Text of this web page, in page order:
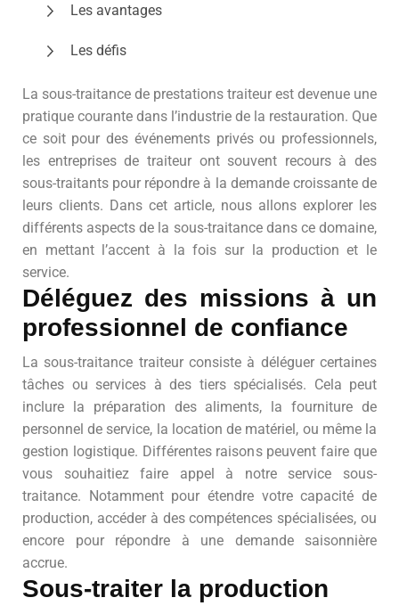
Les avantages
Les défis
La sous-traitance de prestations traiteur est devenue une
pratique courante dans l’industrie de la restauration. Que
ce soit pour des événements privés ou professionnels,
les entreprises de traiteur ont souvent recours à des
sous-traitants pour répondre à la demande croissante de
leurs clients. Dans cet article, nous allons explorer les
différents aspects de la sous-traitance dans ce domaine,
en mettant l’accent à la fois sur la production et le
service.
Déléguez des missions à un
professionnel de confiance
La sous-traitance traiteur consiste à déléguer certaines
tâches ou services à des tiers spécialisés. Cela peut
inclure la préparation des aliments, la fourniture de
personnel de service, la location de matériel, ou même la
gestion logistique. Différentes raisons peuvent faire que
vous souhaitiez faire appel à notre service sous-
traitance. Notamment pour étendre votre capacité de
production, accéder à des compétences spécialisées, ou
encore pour répondre à une demande saisonnière
accrue.
Sous-traiter la production